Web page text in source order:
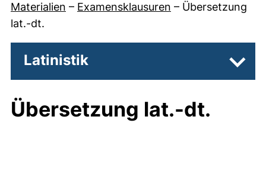
Materialien – Examensklausuren – Übersetzung
lat.-dt.
Latinistik
Übersetzung lat.-dt.